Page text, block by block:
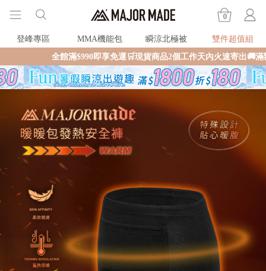
0
登峰專區 MMA機能包 瞬涼北極被
雙件超值組
即享免運🛒現貨商品2個工作天內火速寄出🚚滿額再送限量好禮✨